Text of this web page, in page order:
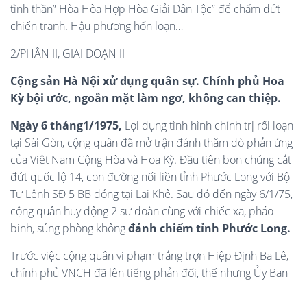
tình thần” Hòa Hòa Hợp Hòa Giải Dân Tộc” để chấm dứt
chiến tranh. Hậu phương hổn loạn…
2/PHẦN II, GIAI ĐOẠN II
Cộng sản Hà Nội xử dụng quân sự. Chính phủ Hoa
Kỳ bội ước, ngoẵn mặt làm ngơ, không can thiệp.
Ngày 6 tháng1/1975, Lợi dụng tình hình chính trị rối loạn
tại Sài Gòn, cộng quân đã mở trận đánh thăm dò phản ứng
của Việt Nam Cộng Hòa và Hoa Kỳ. Đầu tiên bon chúng cắt
đứt quốc lộ 14, con đường nối liền tỉnh Phước Long với Bộ
Tư Lệnh SĐ 5 BB đóng tại Lai Khê. Sau đó đến ngày 6/1/75,
cộng quân huy động 2 sư đoàn cùng với chiếc xa, pháo
binh, súng phòng khôngđánh chiếm tỉnh Phước Long.
Trước việc cộng quân vi phạm trắng trợn Hiệp Định Ba Lê,
chính phủ VNCH đã lên tiếng phản đối, thế nhưng Ủy Ban